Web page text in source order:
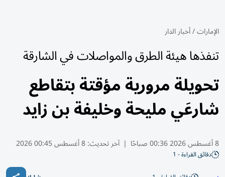
الإمارات/أخبار الدار
تنفذها هيئة الطرق والمواصلات في الشارقة
تحويلة مرورية مؤقتة بتقاطع
شارعَي مليحة وخليفة بن زايد
8 أغسطس 2026 00:36 صباحًا | آخر تحديث:8 أغسطس 00:45 2026
دقائق القراءة - 1